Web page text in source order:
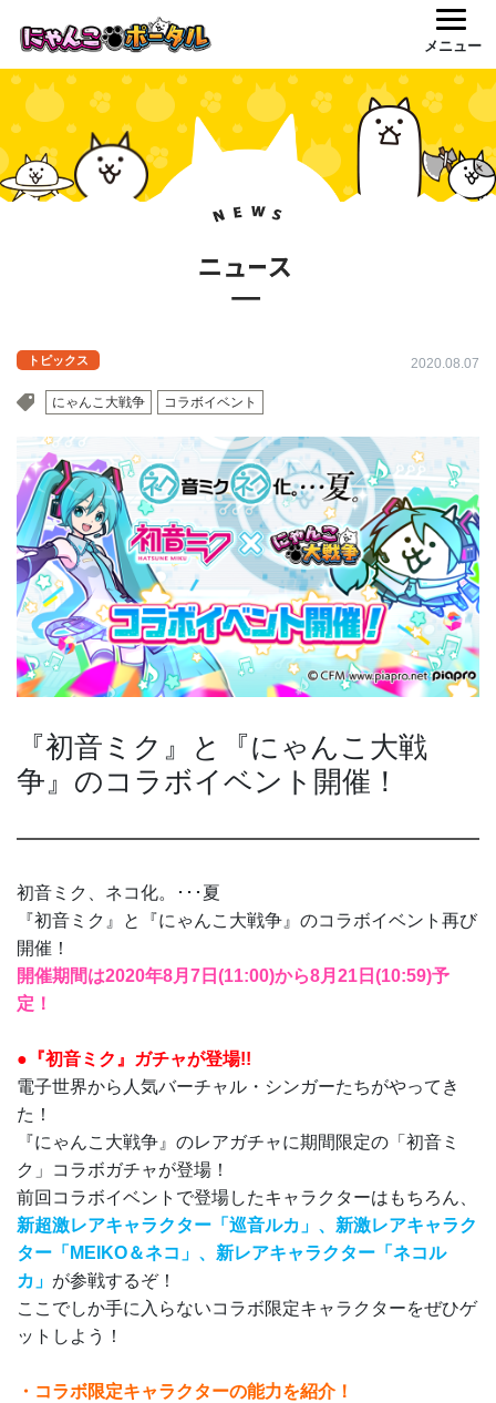
メニュー
トピックス 2020.08.07
にゃんこ大戦争 コラボイベント
『初音ミク』と『にゃんこ大戦
争』のコラボイベント開催！
初音ミク、ネコ化。･･･夏
『初音ミク』と『にゃんこ大戦争』のコラボイベント再び
開催！
開催期間は2020年8月7日(11:00)から8月21日(10:59)予
定！
●『初音ミク』ガチャが登場!!
電子世界から人気バーチャル・シンガーたちがやってき
た！
『にゃんこ大戦争』のレアガチャに期間限定の「初音ミ
ク」コラボガチャが登場！
前回コラボイベントで登場したキャラクターはもちろん、
新超激レアキャラクター「巡音ルカ」、新激レアキャラク
ター「MEIKO＆ネコ」、新レアキャラクター「ネコル
カ」 が参戦するぞ！
ここでしか手に入らないコラボ限定キャラクターをぜひゲ
ットしよう！
・コラボ限定キャラクターの能力を紹介！